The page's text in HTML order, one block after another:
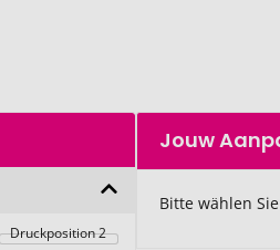
Druckposition 2
Jouw
Bitte wählen